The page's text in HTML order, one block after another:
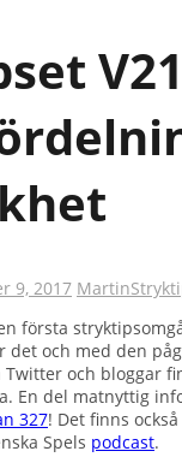
9, 2017 Martin
första
det och med den
och bloggar
En del matnyttig
327! Det finns
Spels podcast.